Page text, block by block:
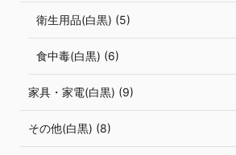
衛生用品(白黒) (5)
食中毒(白黒) (6)
家具・家電(白黒) (9)
その他(白黒) (8)